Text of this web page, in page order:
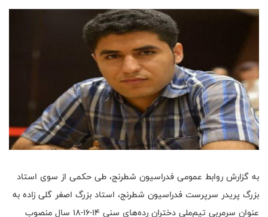
به گزارش روابط عمومی فدراسیون شطرنج، طی حکمی از سوی استاد
بزرگ پریدر سرپرست فدراسیون شطرنج، استاد بزرگ اصغر گلی زاده به
عنوان سرمربی تیم‌ملی دختران رده‌های سنی 14-16-18 سال منصوب